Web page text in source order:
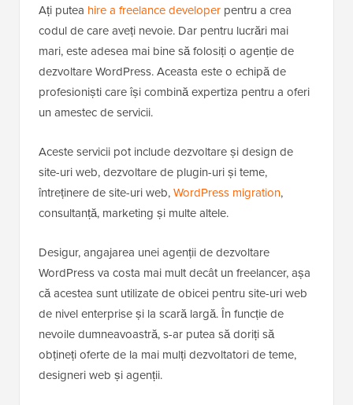
Ați putea hire a freelance developer pentru a crea
codul de care aveți nevoie. Dar pentru lucrări mai
mari, este adesea mai bine să folosiți o agenție de
dezvoltare WordPress. Aceasta este o echipă de
profesioniști care își combină expertiza pentru a oferi
un amestec de servicii.
Aceste servicii pot include dezvoltare și design de
site-uri web, dezvoltare de plugin-uri și teme,
întreținere de site-uri web,WordPress migration,
consultanță, marketing și multe altele.
Desigur, angajarea unei agenții de dezvoltare
WordPress va costa mai mult decât un freelancer, așa
că acestea sunt utilizate de obicei pentru site-uri web
de nivel enterprise și la scară largă. În funcție de
nevoile dumneavoastră, s-ar putea să doriți să
obțineți oferte de la mai mulți dezvoltatori de teme,
designeri web și agenții.